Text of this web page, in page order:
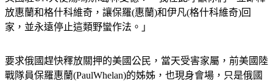
放惠蘭和格什科維奇，讓保羅(惠蘭)和伊凡(格什科維奇)回
家，並永遠停止這類野蠻作法。」
要求俄國趕快釋放關押的美國公民，當天受害家屬，前美國陸
戰隊員保羅惠蘭(PaulWhelan)的姊姊，也現身會場，只是俄國